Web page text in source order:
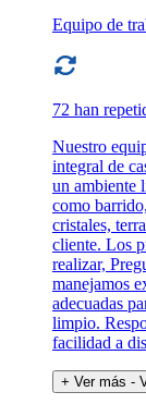
Equipo de
72 han
Nuestro
integral de
un ambiente
como
cristales,
cliente. Los
realizar,
manejamos
adecuadas
limpio.
facilidad a
+ Ver más -